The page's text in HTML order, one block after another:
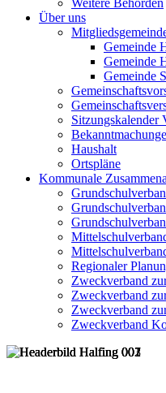
Weitere Behörden
Über uns
Gemeinde
Gemeinde
Gemeinde
Sitzungskalender
Haushalt
Ortspläne
Kommunale
Regionaler
Zweckverband
Zweckverband
Zweckverband
Zweckverband